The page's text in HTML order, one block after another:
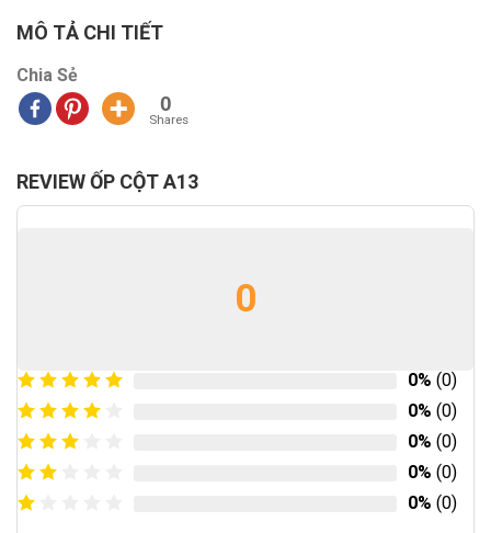
MÔ TẢ CHI TIẾT
Chia Sẻ
0
Shares
REVIEW ỐP CỘT A13
0
0% (0)
0% (0)
0% (0)
0% (0)
0% (0)